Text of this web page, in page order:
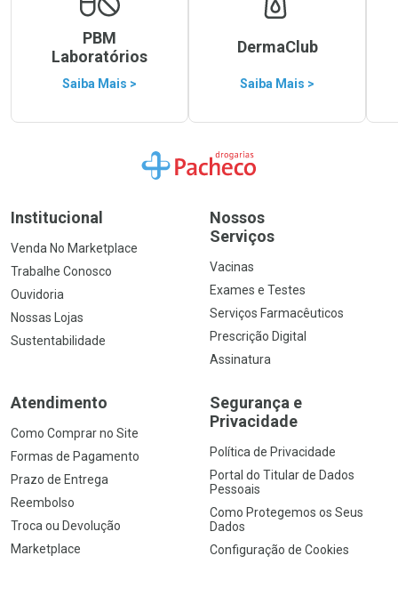
PBM
Laboratórios
Saiba Mais >
DermaClub
Saiba Mais >
Ir para a Home
Institucional
Venda No Marketplace
Trabalhe Conosco
Ouvidoria
Nossas Lojas
Sustentabilidade
Nossos
Serviços
Vacinas
Exames e Testes
Serviços Farmacêuticos
Prescrição Digital
Assinatura
Atendimento
Como Comprar no Site
Formas de Pagamento
Prazo de Entrega
Reembolso
Troca ou Devolução
Marketplace
Segurança e
Privacidade
Política de Privacidade
Portal do Titular de Dados
Pessoais
Como Protegemos os Seus
Dados
Configuração de Cookies